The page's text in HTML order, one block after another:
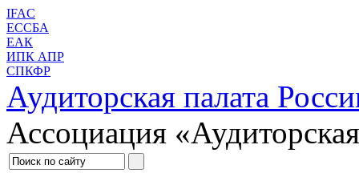
IFAC
ЕССБА
ЕАК
ИПК АПР
СПКФР
Аудиторская палата
Ассоциация